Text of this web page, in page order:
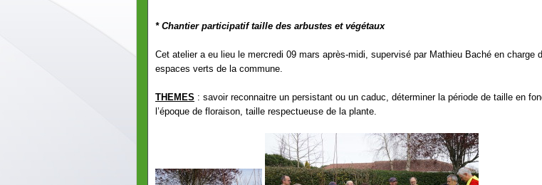
* Chantier participatif taille des arbustes et végétaux
Cet atelier a eu lieu le mercredi 09 mars après-midi, supervisé par Mathieu Baché en charge
espaces verts de la commune.
THEMES : savoir reconnaitre un persistant ou un caduc, déterminer la période de taille en
l’époque de floraison, taille respectueuse de la plante.